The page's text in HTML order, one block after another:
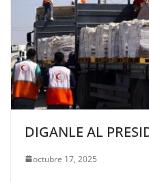
DIGANLE AL
octubre 17, 2025